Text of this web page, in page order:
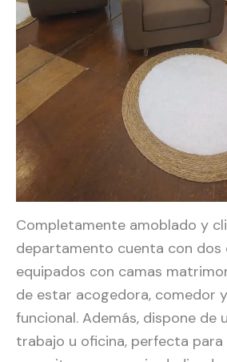
Completamente amoblado y
departamento cuenta con
equipados con camas
de estar acogedora, comedor
funcional. Además, dispone de
trabajo u oficina, perfecta para